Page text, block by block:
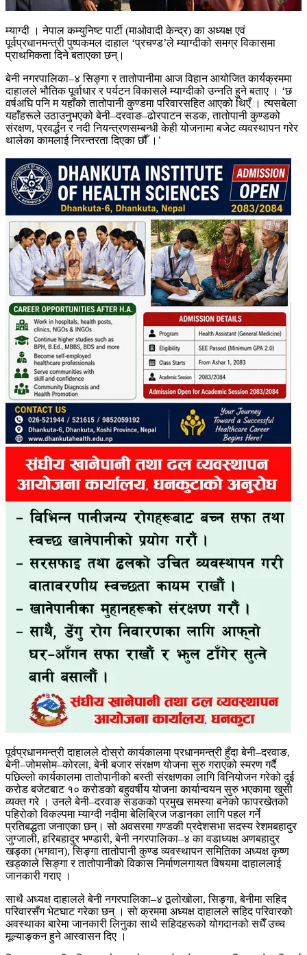
म्याग्दी । नेपाल कम्युनिष्ट पार्टी (माओवादी केन्द्र) का अध्यक्ष एवं
पूर्वप्रधानमन्त्री पुष्पकमल दाहाल ‘प्रचण्ड’ले म्याग्दीको समग्र विकासमा
प्राथमिकता दिने बताएका छन्।
बेनी नगरपालिका–४ सिङ्गा र तातोपानीमा आज विहान आयोजित कार्यक्रममा
दाहालले भौतिक पूर्वाधार र पर्यटन विकासले म्याग्दीको उन्नति हुने बताए । ‘छ
वर्षअघि पनि म यहाँको तातोपानी कुण्डमा परिवारसहित आएको थिएँ । त्यसबेला
यहाँहरूले उठाउनुभएको बेनी–दरवाङ–ढोरपाटन सडक, तातोपानी कुण्डको
संरक्षण, प्रवर्द्धन र नदी नियन्त्रणसम्बन्धी केही योजनामा बजेट व्यवस्थापन गरेर
थालेका कामलाई निरन्तरता दिएका छौँ ।’
पूर्वप्रधानमन्त्री दाहालले दोस्रो कार्यकालमा प्रधानमन्त्री हुँदा बेनी–दरवाङ,
बेनी–जोमसोम–कोरला, बेनी बजार संरक्षण योजना सुरु गराएको स्मरण गर्दै
पछिल्लो कार्यकालमा तातोपानीको बस्ती संरक्षणका लागि विनियोजन गरेको दुई
करोड बजेटबाट १० करोडको बहुवर्षीय योजना कार्यान्वयन सुरु भएकामा खुसी
व्यक्त गरे । उनले बेनी–दरवाङ सडकको प्रमुख समस्या बनेको फापरखेतको
पहिरोको विकल्पमा म्याग्दी नदीमा बेलिब्रिज जडानका लागि पहल गर्ने
प्रतिबद्धता जनाएका छन्। सो अवसरमा गण्डकी प्रदेशसभा सदस्य रेशमबहादुर
जुग्जाली, हरिबहादुर भण्डारी, बेनी नगरपालिका–४ का वडाध्यक्ष अणबहादुर
खड्का (भगवान), सिङ्गा तातोपानी कुण्ड व्यवस्थापन समितिका अध्यक्ष कृष्ण
खड्काले सिङ्गा र तातोपानीको विकास निर्माणलगायत विषयमा दाहाललाई
जानकारी गराए ।
साथै अध्यक्ष दाहालले बेनी नगरपालिका–४ ठूलोखोला, सिङ्गा, बेनीमा सहिद
परिवारसँग भेटघाट गरेका छन् । सो क्रममा अध्यक्ष दाहालले सहिद परिवारको
अवस्थाका बारेमा जानकारी लिनुका साथै सहिदहरूको योगदानको सधैँ उच्च
मूल्याङ्कन हुने आस्वासन दिए ।